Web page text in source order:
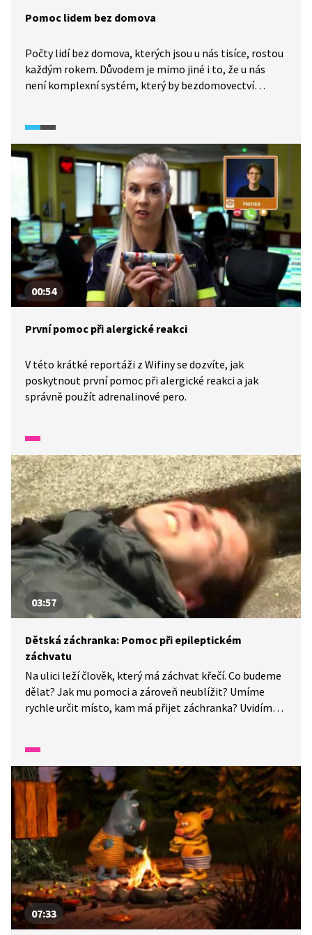
Pomoc lidem bez domova
Počty lidí bez domova, kterých jsou u nás tisíce, rostou
každým rokem. Důvodem je mimo jiné i to, že u nás
není komplexní systém, který by bezdomovectví
charitativních organizací, mnoho bezdomovců má ale
své důvody, proč do těchto zařízení nechodí. Jiní by šli,
zvláště v době mrazů, ale projít sítem a získat nocleh
není snadné. I odborníci uznávají, že pomoc českým
bezdomovcům je nedostatečná. Na ulici přitom může
nečekaně skončit kdokoliv z nás.
00:54
První pomoc při alergické reakci
V této krátké reportáži z Wifiny se dozvíte, jak
poskytnout první pomoc při alergické reakci a jak
správně použít adrenalinové pero.
03:57
Dětská záchranka: Pomoc při epileptickém
záchvatu
Na ulici leží člověk, který má záchvat křečí. Co budeme
dělat? Jak mu pomoci a zároveň neublížit? Umíme
rychle určit místo, kam má přijet záchranka? Uvidíme,
07:33